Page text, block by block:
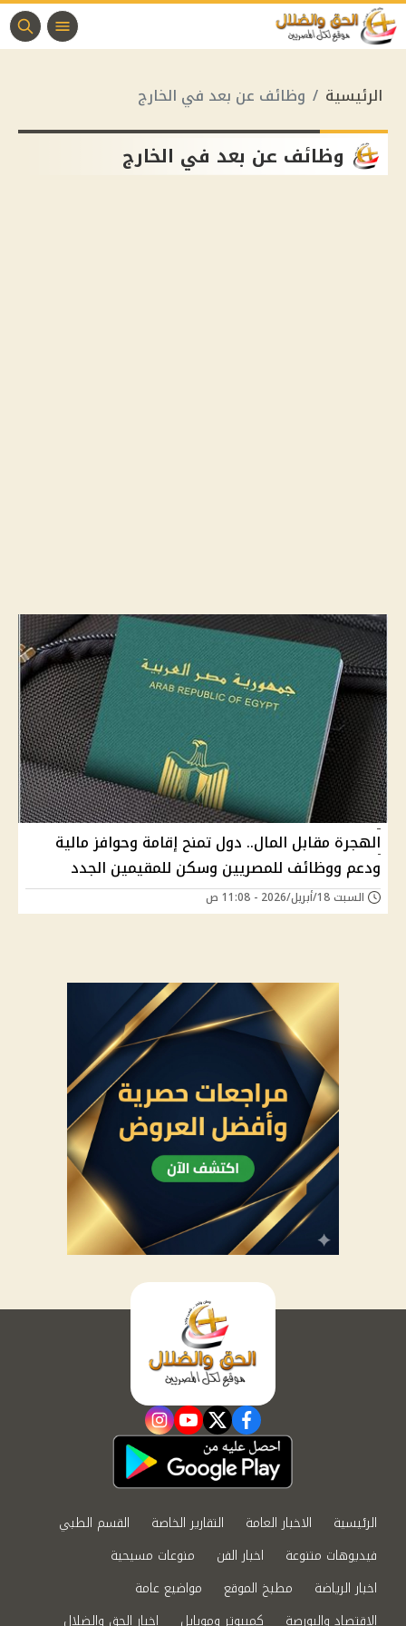
الرئيسية وظائف عن بعد في الخارج
وظائف عن بعد في الخارج
الهجرة مقابل المال.. دول تمنح إقامة وحوافز مالية
ودعم ووظائف للمصريين وسكن للمقيمين الجدد
السبت 18/أبريل/2026 - 11:08 ص
facebook
twitter
youtube
instagram
الرئيسية الاخبار العامة التقارير الخاصة
القسم الطبي
فيديوهات متنوعة
اخبار الفن
منوعات مسيحية
اخبار الرياضة
مطبخ الموقع
مواضيع عامة
الاقتصاد والبورصة
كمبيوتر وموبايل اخبار الحق والضلال